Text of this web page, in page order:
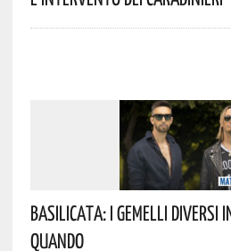
Basilicata: I Gemelli DiVersi
Quando